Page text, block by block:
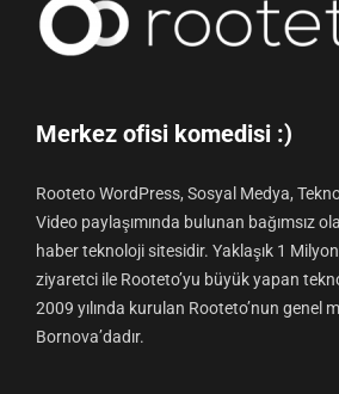
Merkez ofisi komedisi :)
Rooteto WordPress, Sosyal Medya,
Video paylaşımında bulunan bağımsız
haber teknoloji sitesidir. Yaklaşık 1
ziyaretci ile Rooteto’yu büyük yapan
2009 yılında kurulan Rooteto’nun genel
Bornova’dadır.